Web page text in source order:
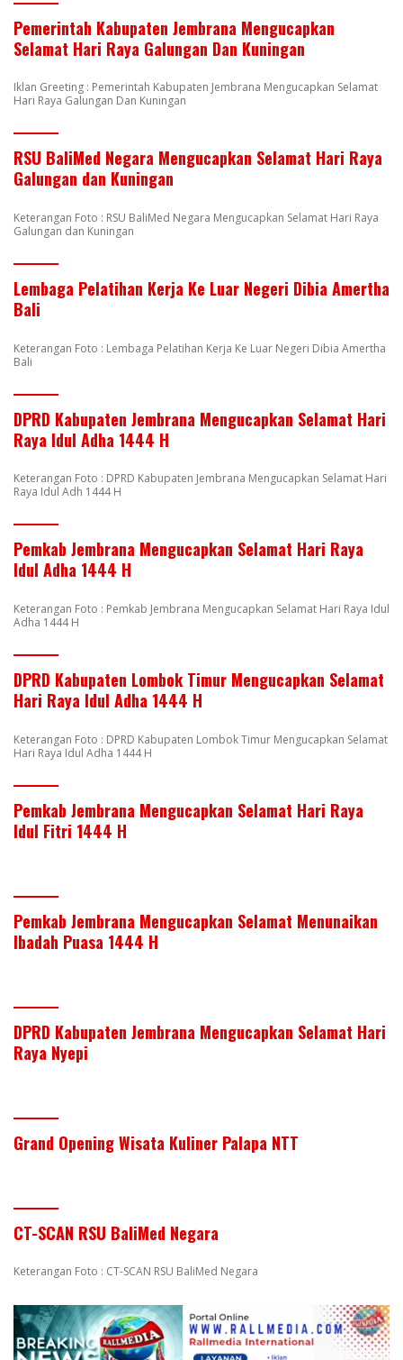
Pemerintah Kabupaten Jembrana Mengucapkan
Selamat Hari Raya Galungan Dan Kuningan
Iklan Greeting : Pemerintah Kabupaten Jembrana Mengucapkan Selamat
Hari Raya Galungan Dan Kuningan
RSU BaliMed Negara Mengucapkan Selamat Hari Raya
Galungan dan Kuningan
Keterangan Foto : RSU BaliMed Negara Mengucapkan Selamat Hari Raya
Galungan dan Kuningan
Lembaga Pelatihan Kerja Ke Luar Negeri Dibia Amertha
Bali
Keterangan Foto : Lembaga Pelatihan Kerja Ke Luar Negeri Dibia Amertha
Bali
DPRD Kabupaten Jembrana Mengucapkan Selamat Hari
Raya Idul Adha 1444 H
Keterangan Foto : DPRD Kabupaten Jembrana Mengucapkan Selamat Hari
Raya Idul Adh 1444 H
Pemkab Jembrana Mengucapkan Selamat Hari Raya
Idul Adha 1444 H
Keterangan Foto : Pemkab Jembrana Mengucapkan Selamat Hari Raya Idul
Adha 1444 H
DPRD Kabupaten Lombok Timur Mengucapkan Selamat
Hari Raya Idul Adha 1444 H
Keterangan Foto : DPRD Kabupaten Lombok Timur Mengucapkan Selamat
Hari Raya Idul Adha 1444 H
Pemkab Jembrana Mengucapkan Selamat Hari Raya
Idul Fitri 1444 H
Pemkab Jembrana Mengucapkan Selamat Menunaikan
Ibadah Puasa 1444 H
DPRD Kabupaten Jembrana Mengucapkan Selamat Hari
Raya Nyepi
Grand Opening Wisata Kuliner Palapa NTT
CT-SCAN RSU BaliMed Negara
Keterangan Foto : CT-SCAN RSU BaliMed Negara